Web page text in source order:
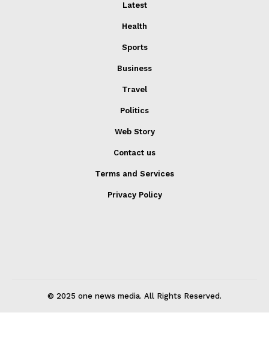
Latest
Health
Sports
Business
Travel
Politics
Web Story
Contact us
Terms and Services
Privacy Policy
© 2025 one news media. All Rights Reserved.